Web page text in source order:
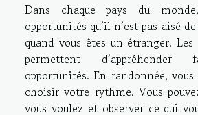
Dans chaque pays du
opportunités qu’il n’est pas aisé
quand vous êtes un étranger. Les
permettent d’appréhender
opportunités. En randonnée,
choisir votre rythme. Vous
vous voulez et observer ce qui